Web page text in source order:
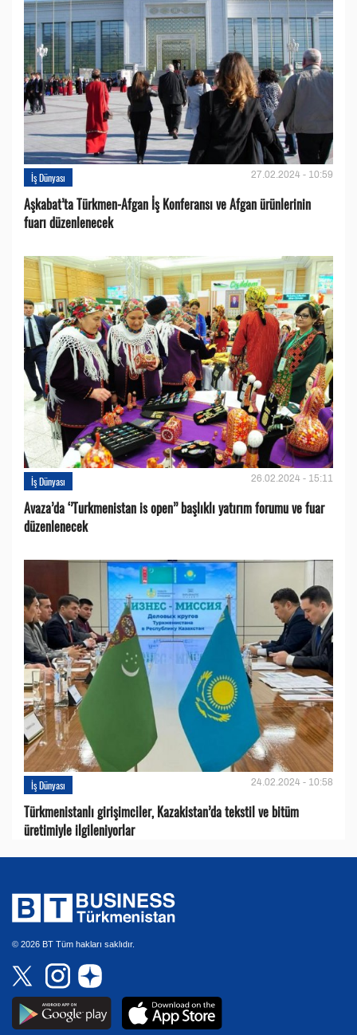
İş Dünyası 27.02.2024 - 10:59
Aşkabat’ta Türkmen-Afgan İş Konferansı ve Afgan ürünlerinin
fuarı düzenlenecek
İş Dünyası 26.02.2024 - 15:11
Avaza’da ‘’Turkmenistan is open’’ başlıklı yatırım forumu ve fuar
düzenlenecek
İş Dünyası 24.02.2024 - 10:58
Türkmenistanlı girişimciler, Kazakistan’da tekstil ve bitüm
üretimiyle ilgileniyorlar
© 2026 BT Tüm hakları saklıdır.